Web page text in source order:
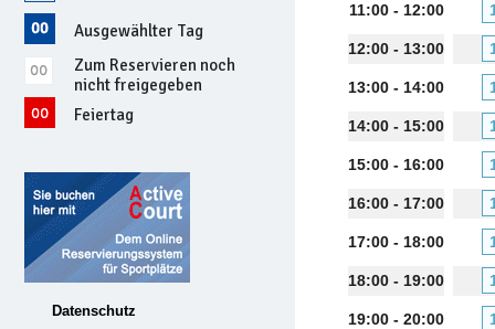
Ausgewählter Tag
Zum Reservieren noch
nicht freigegeben
Feiertag
Datenschutz
11:00 - 12:00
12:00 - 13:00
13:00 - 14:00
14:00 - 15:00
15:00 - 16:00
16:00 - 17:00
17:00 - 18:00
18:00 - 19:00
19:00 - 20:00